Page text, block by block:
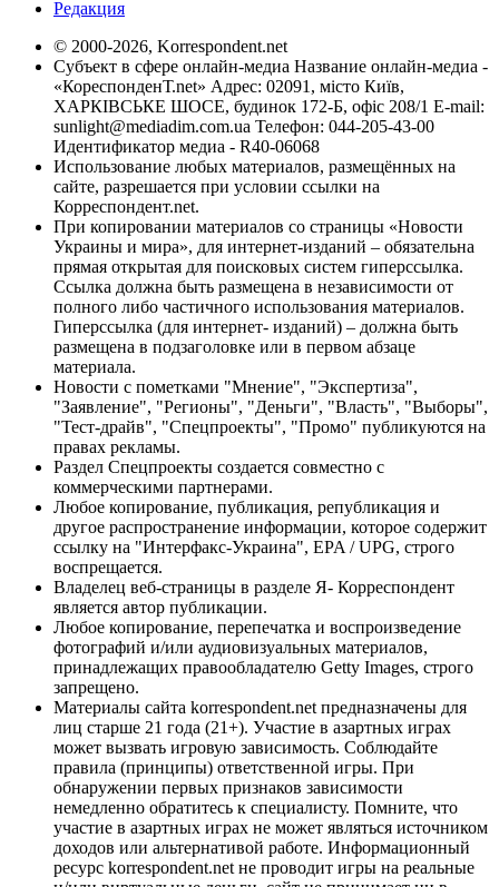
Редакция
© 2000-2026, Korrespondent.net
Субъект в сфере онлайн-медиа Название онлайн-медиа -
«КореспонденТ.net» Адрес: 02091, місто Київ,
ХАРКІВСЬКЕ ШОСЕ, будинок 172-Б, офіс 208/1 E-mail:
sunlight@mediadim.com.ua Телефон: 044-205-43-00
Идентификатор медиа - R40-06068
Использование любых материалов, размещённых на
сайте, разрешается при условии ссылки на
Корреспондент.net.
При копировании материалов со страницы «Новости
Украины и мира», для интернет-изданий – обязательна
прямая открытая для поисковых систем гиперссылка.
Ссылка должна быть размещена в независимости от
полного либо частичного использования материалов.
Гиперссылка (для интернет- изданий) – должна быть
размещена в подзаголовке или в первом абзаце
материала.
Новости с пометками "Мнение", "Экспертиза",
"Заявление", "Регионы", "Деньги", "Власть", "Выборы",
"Тест-драйв", "Спецпроекты", "Промо" публикуются на
правах рекламы.
Раздел Спецпроекты создается совместно с
коммерческими партнерами.
Любое копирование, публикация, републикация и
другое распространение информации, которое содержит
ссылку на "Интерфакс-Украина", EPA / UPG, строго
воспрещается.
Владелец веб-страницы в разделе Я- Корреспондент
является автор публикации.
Любое копирование, перепечатка и воспроизведение
фотографий и/или аудиовизуальных материалов,
принадлежащих правообладателю Getty Images, строго
запрещено.
Материалы сайта korrespondent.net предназначены для
лиц старше 21 года (21+). Участие в азартных играх
может вызвать игровую зависимость. Соблюдайте
правила (принципы) ответственной игры. При
обнаружении первых признаков зависимости
немедленно обратитесь к специалисту. Помните, что
участие в азартных играх не может являться источником
доходов или альтернативой работе. Информационный
ресурс korrespondent.net не проводит игры на реальные